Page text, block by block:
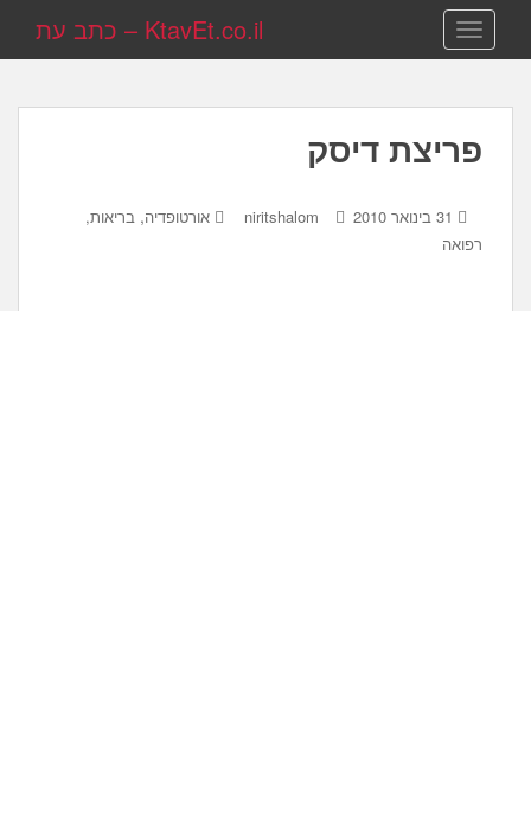
TOGGLE NAVIGATION KtavEt.co.il – כתב עת
פריצת דיסק
31 בינואר 2010 niritshalom אורטופדיה, בריאות,
רפואה